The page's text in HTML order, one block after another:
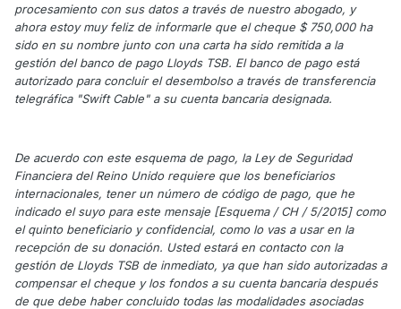
procesamiento con sus datos a través de nuestro abogado, y
ahora estoy muy feliz de informarle que el cheque $ 750,000 ha
sido en su nombre junto con una carta ha sido remitida a la
gestión del banco de pago Lloyds TSB. El banco de pago está
autorizado para concluir el desembolso a través de transferencia
telegráfica "Swift Cable" a su cuenta bancaria designada.
De acuerdo con este esquema de pago, la Ley de Seguridad
Financiera del Reino Unido requiere que los beneficiarios
internacionales, tener un número de código de pago, que he
indicado el suyo para este mensaje [Esquema / CH / 5/2015] como
el quinto beneficiario y confidencial, como lo vas a usar en la
recepción de su donación. Usted estará en contacto con la
gestión de Lloyds TSB de inmediato, ya que han sido autorizadas a
compensar el cheque y los fondos a su cuenta bancaria después
de que debe haber concluido todas las modalidades asociadas